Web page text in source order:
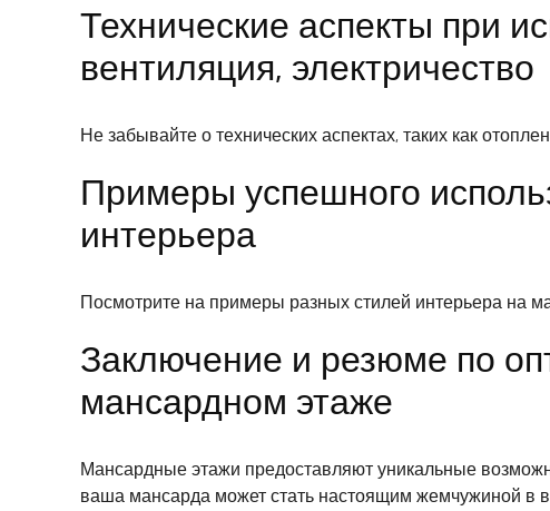
Технические аспекты при
вентиляция, электричество
Не забывайте о технических аспектах, таких как
Примеры успешного
интерьера
Посмотрите на примеры разных стилей интерьера на
Заключение и резюме по
мансардном этаже
Мансардные этажи предоставляют уникальные
ваша мансарда может стать настоящим жемчужиной в